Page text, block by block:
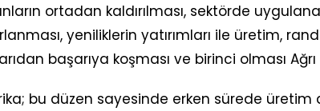
ortadan kaldırılması, sektörde
yeniliklerin yatırımları ile üretim,
başarıya koşması ve birinci olması
bu düzen sayesinde erken sürede